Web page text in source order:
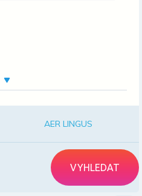
AER LINGUS
VYHLEDAT